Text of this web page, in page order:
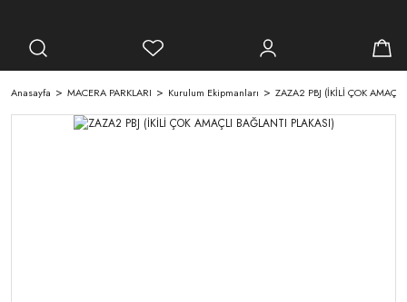
Anasayfa MACERA PARKLARI Kurulum Ekipmanları ZAZA2 PBJ (İKİLİ ÇOK